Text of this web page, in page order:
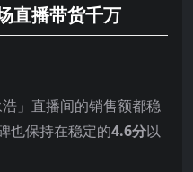
直播带货千万
」直播间的销售额都稳
也保持在稳定的4.6分以